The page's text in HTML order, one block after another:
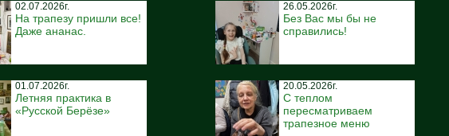
02.07.2026г.
На трапезу пришли все!
Даже ананас.
01.07.2026г.
Летняя практика в
«Русской Берёзе»
26.05.2026г.
Без Вас мы бы не
справились!
20.05.2026г.
С теплом
пересматриваем
трапезное меню